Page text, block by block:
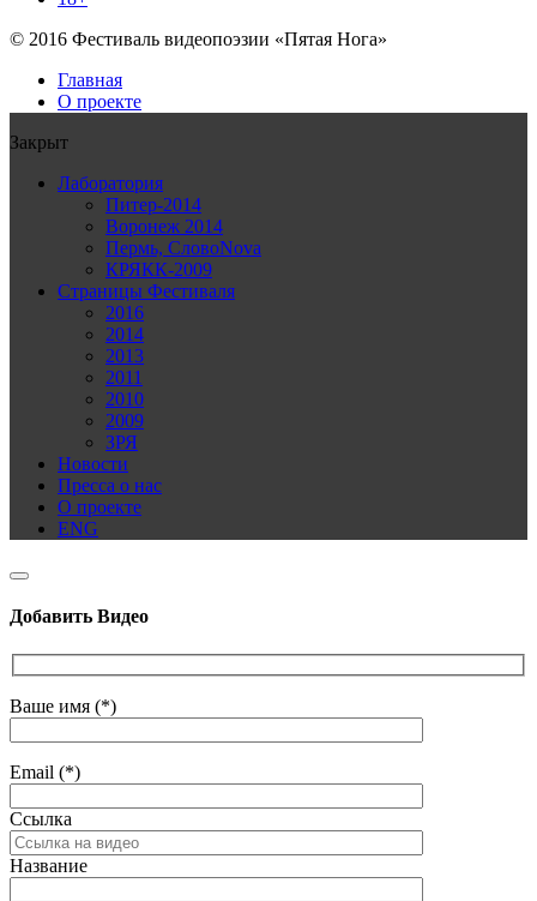
© 2016 Фестиваль видеопоэзии «Пятая Нога»
Главная
О проекте
Закрыт
Лаборатория
Питер-2014
Воронеж 2014
Пермь, СловоNova
КРЯКК-2009
Страницы Фестиваля
2016
2014
2013
2011
2010
2009
ЗРЯ
Новости
Пресса о нас
О проекте
ENG
Добавить Видео
Ваше имя (*)
Email (*)
Ссылка
Название